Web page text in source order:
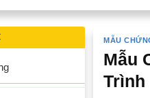
MẪU
Mẫu
Trình